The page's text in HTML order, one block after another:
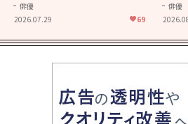
ン！"大門軍団"のカッコよさ
II」
俳優
2026.07.29
69
食堂
俳優